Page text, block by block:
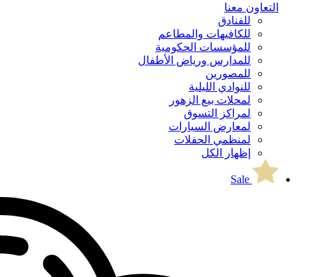
التعاون معنا
للفنادق
للكافيهات والمطاعم
للمؤسسات الحكومية
للمدارس ورياض الأطفال
للمصورين
للنوادي الليلية
لمحلات بيع الزهور
لمراكز التسوق
لمعارض السيارات
لمنظمي الحفلات
إظهار الكل